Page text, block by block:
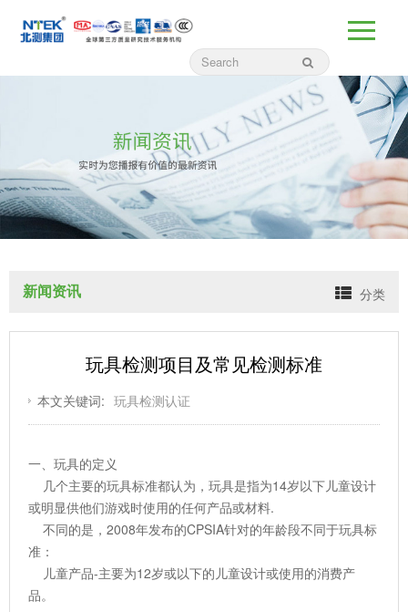
新闻资讯 分类
玩具检测项目及常见检测标准
本文关键词: 玩具检测认证
一、玩具的定义
几个主要的玩具标准都认为，玩具是指为14岁以下儿童设计
或明显供他们游戏时使用的任何产品或材料.
不同的是，2008年发布的CPSIA针对的年龄段不同于玩具标
准：
儿童产品-主要为12岁或以下的儿童设计或使用的消费产
品。